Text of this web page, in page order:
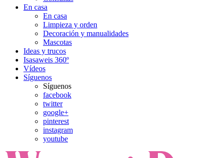
En casa
En casa
Limpieza y orden
Decoración y manualidades
Mascotas
Ideas y trucos
Isasaweis 360º
Vídeos
Síguenos
Síguenos
facebook
twitter
google+
pinterest
instagram
youtube